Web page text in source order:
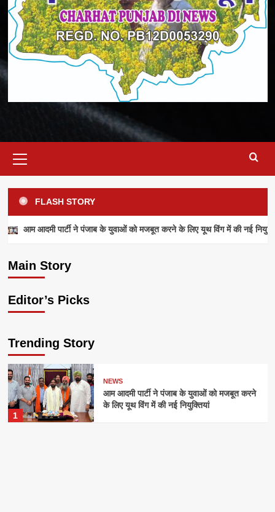
Menu
FLASH STORY
आम आदमी पार्टी ने पंजाब के युवाओं को मजबूत करने के लिए यूथ विंग में की नई
Main Story
आम आदमी पार्टी ने पंजाब के युवाओं को मजबूत करने के
admin July 28, 2026
Editor’s Picks
Trending Story
1
NEWS
आम आदमी पार्टी ने पंजाब के युवाओं को मजबूत करने
के लिए यूथ विंग में की नई नियुक्तियां